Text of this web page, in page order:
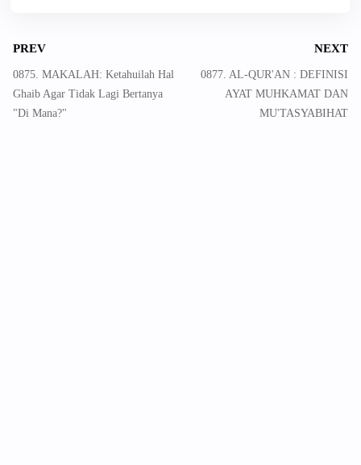
PREV
0875. MAKALAH: Ketahuilah Hal
Ghaib Agar Tidak Lagi Bertanya
"Di Mana?"
NEXT
0877. AL-QUR'AN : DEFINISI
AYAT MUHKAMAT DAN
MU'TASYABIHAT